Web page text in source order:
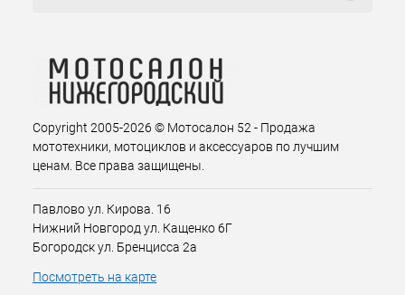
Copyright 2005-2026 © Мотосалон 52 - Продажа
мототехники, мотоциклов и аксессуаров по лучшим
ценам. Все права защищены.
Павлово ул. Кирова. 16
Нижний Новгород ул. Кащенко 6Г
Богородск ул. Бренцисса 2а
Посмотреть на карте